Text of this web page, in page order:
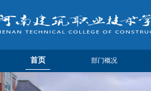
首页 部门概况